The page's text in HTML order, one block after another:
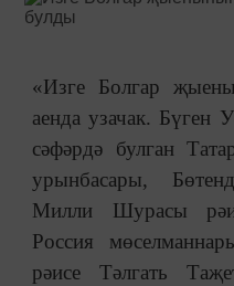
«Изге Болгар
аенда узачак. Бүген
сәфәрдә булган
урынбасары,
Милли Шурасы
Россия
рәисе Тәлгать